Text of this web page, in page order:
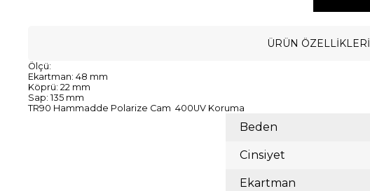
ÜRÜN ÖZELLIKLERI
Ölçü:
Ekartman: 48 mm
Köprü: 22 mm
Sap: 135 mm
TR90 Hammadde Polarize Cam 400UV Koruma
Beden
Cinsiyet
Ekartman